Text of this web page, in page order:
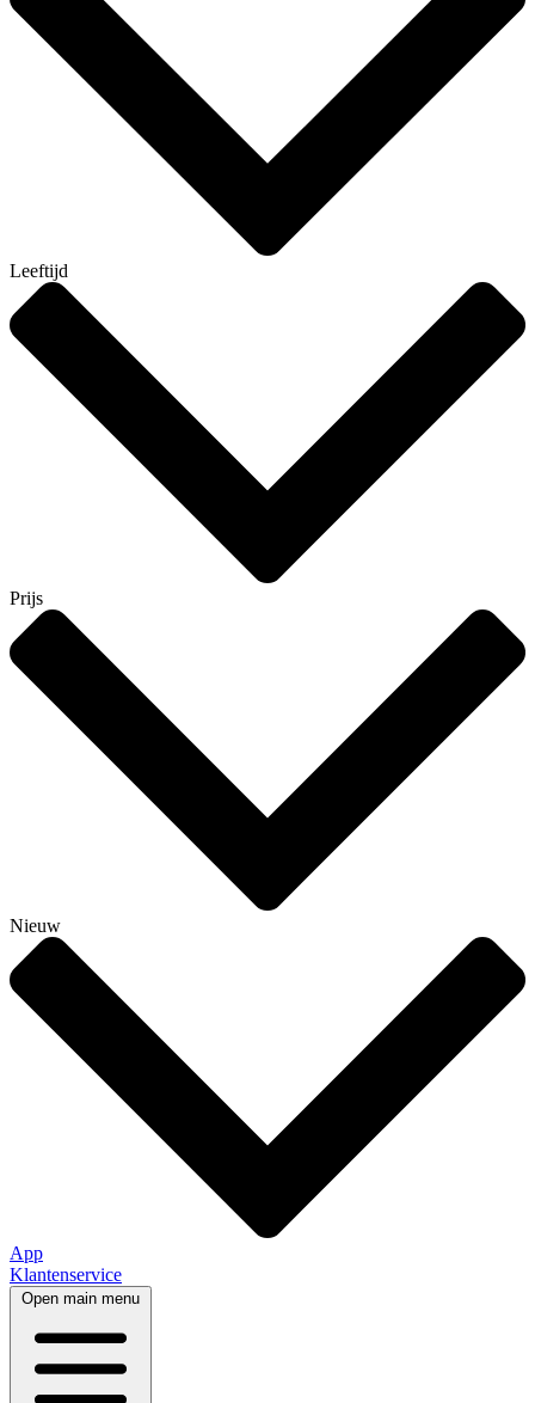
Leeftijd
Prijs
Nieuw
App
Klantenservice
Open main menu